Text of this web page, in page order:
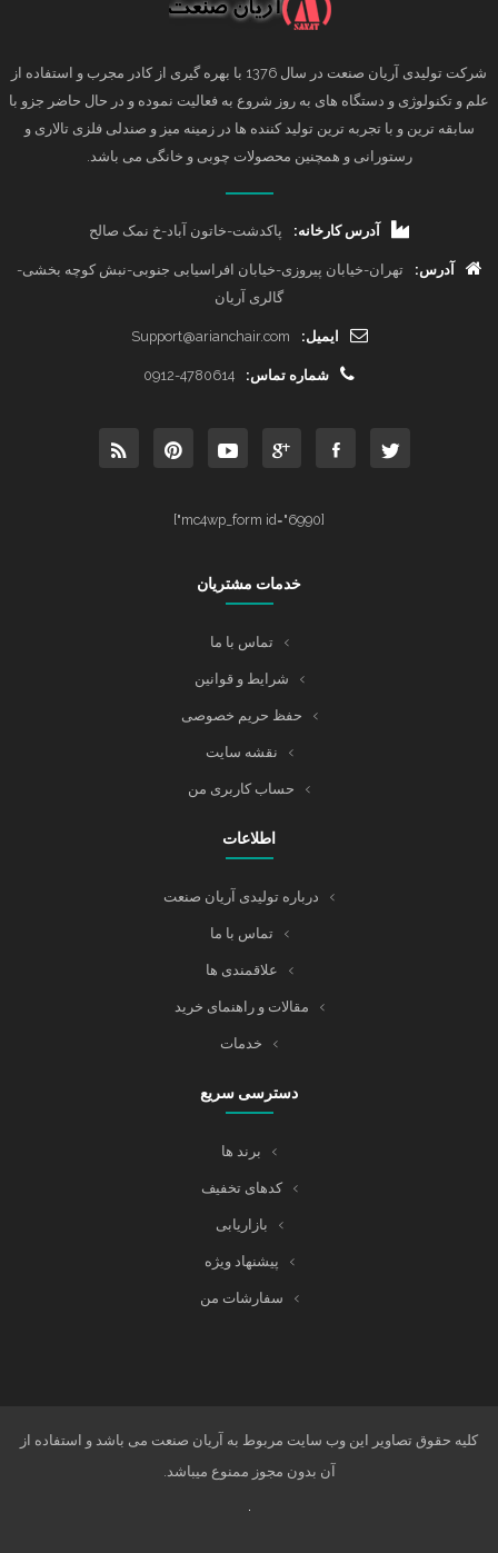
شرکت تولیدی آریان صنعت در سال 1376 با بهره گیری از کادر مجرب و استفاده از
علم و تکنولوژی و دستگاه های به روز شروع به فعالیت نموده و در حال حاضر جزو با
سابقه ترین و با تجربه ترین تولید کننده ها در زمینه میز و صندلی فلزی تالاری و
رستورانی و همچنین محصولات چوبی و خانگی می باشد.
آدرس کارخانه: پاکدشت-خاتون آباد-خ نمک صالح
آدرس:
تهران-خیابان پیروزی-خیابان افراسیابی جنوبی-نبش کوچه بخشی-
گالری آریان
ایمیل: Support@arianchair.com
شماره تماس: 0912-4780614
[mc4wp_form id="6990"]
خدمات مشتریان
تماس با ما
شرایط و قوانین
حفظ حریم خصوصی
نقشه سایت
حساب کاربری من
اطلاعات
درباره تولیدی آریان صنعت
تماس با ما
علاقمندی ها
مقالات و راهنمای خرید
خدمات
دسترسی سریع
برند ها
کدهای تخفیف
بازاریابی
پیشنهاد ویژه
سفارشات من
کلیه حقوق تصاویر این وب سایت مربوط به آریان صنعت می باشد و استفاده از
آن بدون مجوز ممنوع میباشد.